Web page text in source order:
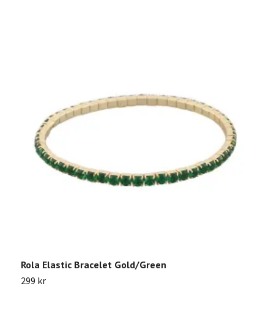
Rola Elastic Bracelet Gold/Green
299 kr